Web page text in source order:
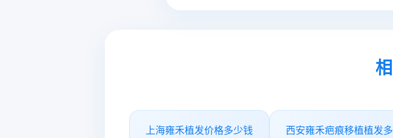
上海雍禾植发价格多少钱
西安雍禾疤痕移植植发多